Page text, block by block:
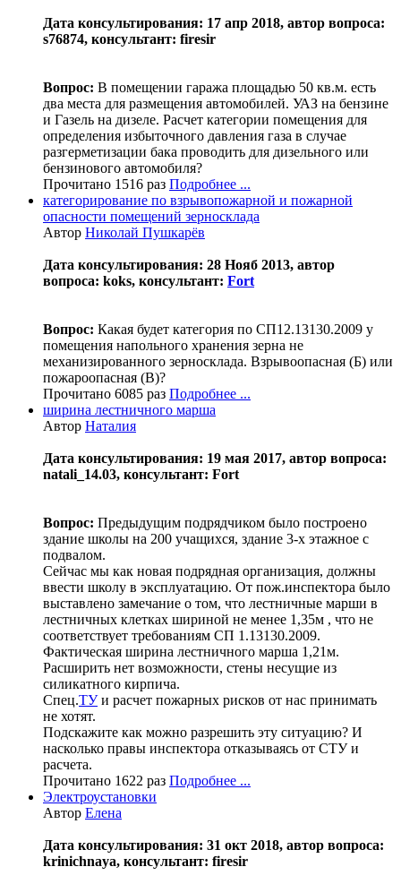
Дата консультирования: 17 апр 2018, автор вопроса:
s76874, консультант: firesir
Вопрос: В помещении гаража площадью 50 кв.м. есть
два места для размещения автомобилей. УАЗ на бензине
и Газель на дизеле. Расчет категории помещения для
определения избыточного давления газа в случае
разгерметизации бака проводить для дизельного или
бензинового автомобиля?
Прочитано 1516 раз Подробнее ...
категорирование по взрывопожарной и пожарной
опасности помещений зерносклада
Автор Николай Пушкарёв
Дата консультирования: 28 Нояб 2013, автор
вопроса: koks, консультант: Fort
Вопрос: Какая будет категория по СП12.13130.2009 у
помещения напольного хранения зерна не
механизированного зерносклада. Взрывоопасная (Б) или
пожароопасная (В)?
Прочитано 6085 раз Подробнее ...
ширина лестничного марша
Автор Наталия
Дата консультирования: 19 мая 2017, автор вопроса:
natali_14.03, консультант: Fort
Вопрос: Предыдущим подрядчиком было построено
здание школы на 200 учащихся, здание 3-х этажное с
подвалом.
Сейчас мы как новая подрядная организация, должны
ввести школу в эксплуатацию. От пож.инспектора было
выставлено замечание о том, что лестничные марши в
лестничных клетках шириной не менее 1,35м , что не
соответствует требованиям СП 1.13130.2009.
Фактическая ширина лестничного марша 1,21м.
Расширить нет возможности, стены несущие из
силикатного кирпича.
Спец.ТУи расчет пожарных рисков от нас принимать
не хотят.
Подскажите как можно разрешить эту ситуацию? И
насколько правы инспектора отказываясь от СТУ и
расчета.
Прочитано 1622 раз Подробнее ...
Электроустановки
Автор Елена
Дата консультирования: 31 окт 2018, автор вопроса:
krinichnaya, консультант: firesir